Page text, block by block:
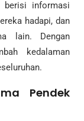
berisi informasi
hadapi, dan
lain. Dengan
kedalaman
Pendek